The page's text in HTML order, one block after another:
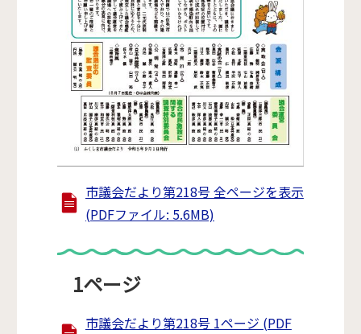
市議会だより第218号 全ページを表示
(PDFファイル: 5.6MB)
1ページ
市議会だより第218号 1ページ (PDF